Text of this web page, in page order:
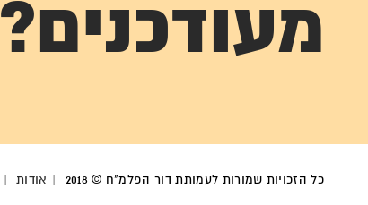
מעודכנים?
כל הזכויות שמורות לעמותת דור הפלמ"ח © 2018 אודות